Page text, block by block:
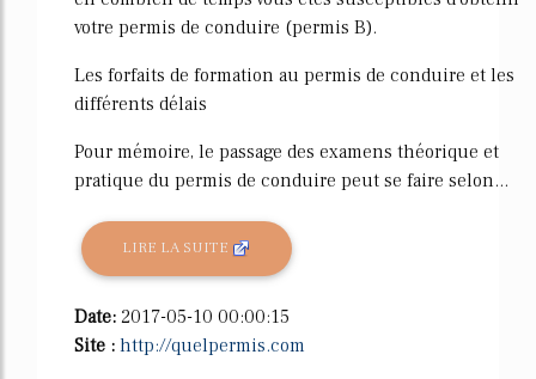
votre permis de conduire (permis B).
Les forfaits de formation au permis de conduire et les
différents délais
Pour mémoire, le passage des examens théorique et
pratique du permis de conduire peut se faire selon...
LIRE LA SUITE
Date: 2017-05-10 00:00:15
Site : http://quelpermis.com